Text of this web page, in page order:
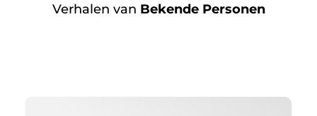
Verhalen van Bekende Personen